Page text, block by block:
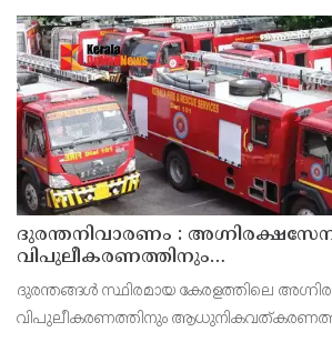
നാഷണല്‍ ടെസ്റ്റിംഗ് ഏജന്‍സി (എന്‍ടിഎ)
ദുരന്തനിവാരണം :
വിപുലീകരണത്തിനും
ആധുനികവത്കരണത്തിനുമായി
കൂടി അനുവദിച്ചു
ദുരന്തങ്ങൾ സ്ഥിരമായ കേരളത്തിലെ
വിപുലീകരണത്തിനും